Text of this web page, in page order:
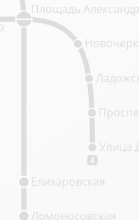
4
Площадь
Улица
Ломоносовская
Елизаровская